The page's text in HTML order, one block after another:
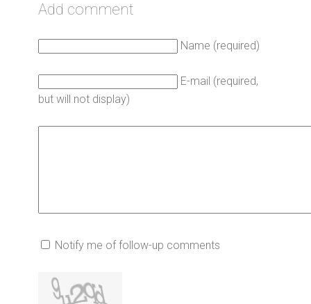
Add comment
Name (required)
E-mail (required,
but will not display)
Notify me of follow-up comments